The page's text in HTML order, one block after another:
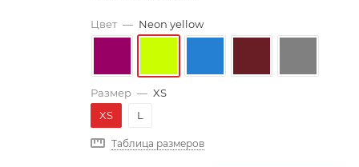
Цвет — Neon yellow
Размер — XS
XS
L
Таблица размеров